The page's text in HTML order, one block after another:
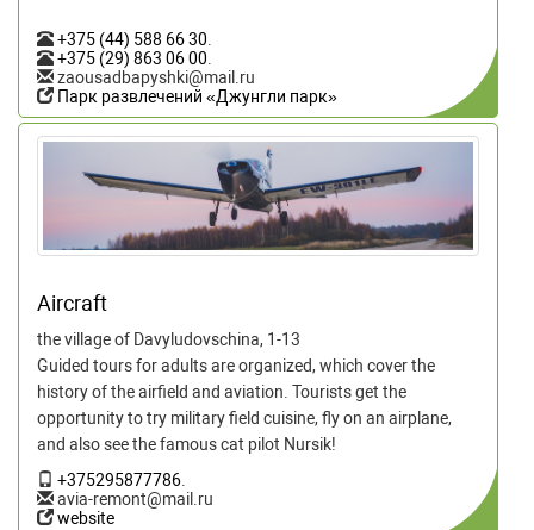
+375 (44) 588 66 30.
+375 (29) 863 06 00.
zaousadbapyshki@mail.ru
Парк развлечений «Джунгли парк»
Aircraft
the village of Davyludovschina, 1-13
Guided tours for adults are organized, which cover the
history of the airfield and aviation. Tourists get the
opportunity to try military field cuisine, fly on an airplane,
and also see the famous cat pilot Nursik!
+375295877786.
avia-remont@mail.ru
website